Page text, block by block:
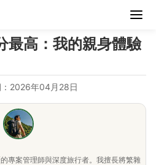
最高：我的親身體驗
2026年04月28日
專案管理師與深度旅行者。我擅長將繁雜